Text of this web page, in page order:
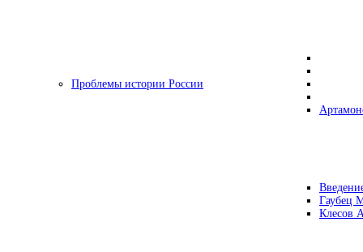
Проблемы истории России
Гаубец
Клесов